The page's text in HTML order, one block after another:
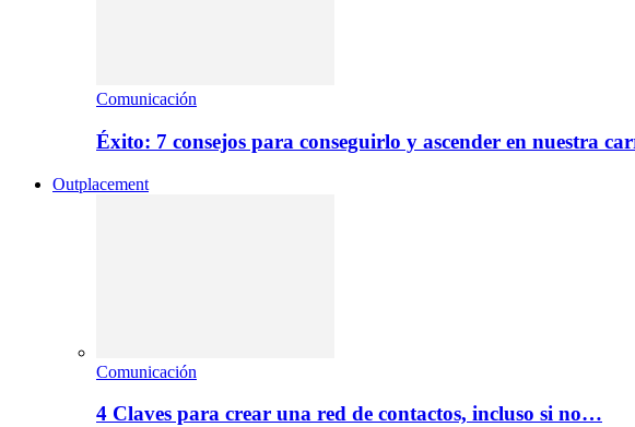
Comunicación
Éxito: 7 consejos para conseguirlo y ascender en nuestra
Outplacement
Comunicación
4 Claves para crear una red de contactos, incluso si no…